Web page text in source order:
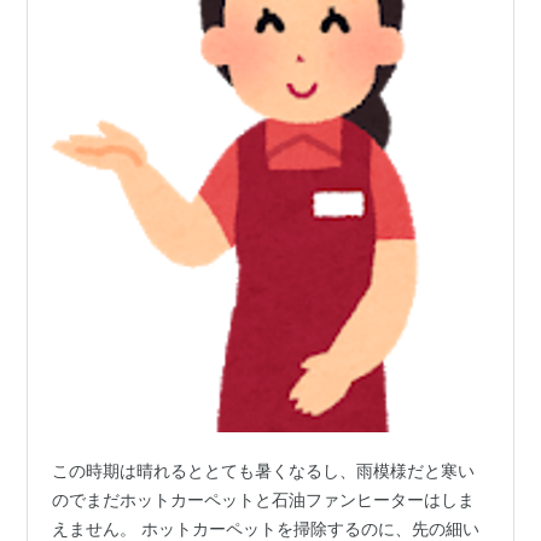
この時期は晴れるととても暑くなるし、雨模様だと寒い
のでまだホットカーペットと石油ファンヒーターはしま
えません。 ホットカーペットを掃除するのに、先の細い